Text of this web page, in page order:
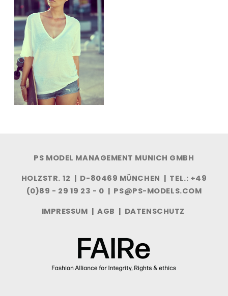
PS MODEL MANAGEMENT MUNICH GMBH
HOLZSTR. 12 | D-80469 MÜNCHEN | TEL.: +49
(0)89 - 29 19 23 - 0 | PS@PS-MODELS.COM
IMPRESSUM |AGB | DATENSCHUTZ